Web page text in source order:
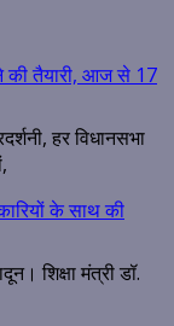
की तैयारी, आज से 17
हर विधानसभा
के साथ की
शिक्षा मंत्री डॉ.